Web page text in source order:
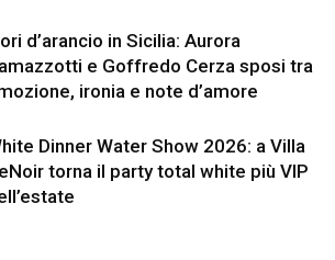
d’arancio in Sicilia: Aurora
e Goffredo Cerza sposi tra
ironia e note d’amore
Dinner Water Show 2026: a Villa
torna il party total white più VIP